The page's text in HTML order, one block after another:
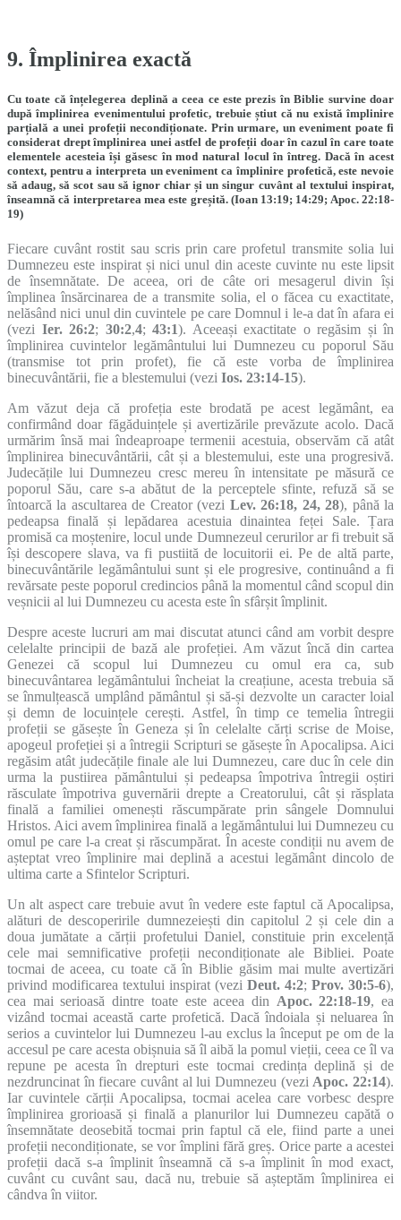
9. Împlinirea exactă
Cu toate că înțelegerea deplină a ceea ce este prezis în Biblie survine doar
după împlinirea evenimentului profetic, trebuie știut cănu există împlinire
parțială a unei profeții necondiționate. Prin urmare, un eveniment poate fi
considerat drept împlinirea unei astfel de profeții doar în cazul în care toate
elementele acesteia își găsesc în mod natural locul în întreg. Dacă în acest
context, pentru a interpreta un eveniment ca împlinire profetică, este nevoie
să adaug, să scot sau să ignor chiar și un singur cuvânt al textului inspirat,
înseamnă că interpretarea mea este greșită. (Ioan 13:19; 14:29; Apoc. 22:18-
19)
Fiecare cuvânt rostit sau scris prin care profetul transmite solia lui
Dumnezeu este inspirat și nici unul din aceste cuvinte nu este lipsit
de însemnătate. De aceea, ori de câte ori mesagerul divin își
împlinea însărcinarea de a transmite solia, el o făcea cu exactitate,
nelăsând nici unul din cuvintele pe care Domnul i le-a dat în afara ei
(vezi Ier. 26:2; 30:2,4; 43:1). Aceeași exactitate o regăsim și în
împlinirea cuvintelor legământului lui Dumnezeu cu poporul Său
(transmise tot prin profet), fie că este vorba de împlinirea
binecuvântării, fie a blestemului (vezi Ios. 23:14-15).
Am văzut deja că profeția este brodată pe acest legământ, ea
confirmând doar făgăduințele și avertizările prevăzute acolo. Dacă
urmărim însă mai îndeaproape termenii acestuia, observăm că atât
împlinirea binecuvântării, cât și a blestemului, este una progresivă.
Judecățile lui Dumnezeu cresc mereu în intensitate pe măsură ce
poporul Său, care s-a abătut de la perceptele sfinte, refuză să se
întoarcă la ascultarea de Creator (vezi Lev. 26:18, 24, 28), până la
pedeapsa finală și lepădarea acestuia dinaintea feței Sale. Țara
promisă ca moștenire, locul unde Dumnezeul cerurilor ar fi trebuit să
își descopere slava, va fi pustiită de locuitorii ei. Pe de altă parte,
binecuvântările legământului sunt și ele progresive, continuând a fi
revărsate peste poporul credincios până la momentul când scopul din
veșnicii al lui Dumnezeu cu acesta este în sfârșit împlinit.
Despre aceste lucruri am mai discutat atunci când am vorbit despre
celelalte principii de bază ale profeției. Am văzut încă din cartea
Genezei că scopul lui Dumnezeu cu omul era ca, sub
binecuvântarea legământului încheiat la creațiune, acesta trebuia să
se înmulțească umplând pământul și să-și dezvolte un caracter loial
și demn de locuințele cerești. Astfel, în timp ce temelia întregii
profeții se găsește în Geneza și în celelalte cărți scrise de Moise,
apogeul profeției și a întregii Scripturi se găsește în Apocalipsa. Aici
regăsim atât judecățile finale ale lui Dumnezeu, care duc în cele din
urma la pustiirea pământului și pedeapsa împotriva întregii oștiri
răsculate împotriva guvernării drepte a Creatorului, cât și răsplata
finală a familiei omenești răscumpărate prin sângele Domnului
Hristos. Aici avem împlinirea finală a legământului lui Dumnezeu cu
omul pe care l-a creat și răscumpărat. În aceste condiții nu avem de
așteptat vreo împlinire mai deplină a acestui legământ dincolo de
ultima carte a Sfintelor Scripturi.
Un alt aspect care trebuie avut în vedere este faptul că Apocalipsa,
alături de descoperirile dumnezeiești din capitolul 2 și cele din a
doua jumătate a cărții profetului Daniel, constituie prin excelență
cele mai semnificative profeții necondiționate ale Bibliei. Poate
tocmai de aceea, cu toate că în Biblie găsim mai multe avertizări
privind modificarea textului inspirat (vezi Deut. 4:2; Prov. 30:5-6),
cea mai serioasă dintre toate este aceea din Apoc. 22:18-19, ea
vizând tocmai această carte profetică. Dacă îndoiala și neluarea în
serios a cuvintelor lui Dumnezeu l-au exclus la început pe om de la
accesul pe care acesta obișnuia să îl aibă la pomul vieții, ceea ce îl va
repune pe acesta în drepturi este tocmai credința deplină și de
nezdruncinat în fiecare cuvânt al lui Dumnezeu (vezi Apoc. 22:14).
Iar cuvintele cărții Apocalipsa, tocmai acelea care vorbesc despre
împlinirea grorioasă și finală a planurilor lui Dumnezeu capătă o
însemnătate deosebită tocmai prin faptul că ele, fiind parte a unei
profeții necondiționate, se vor împlini fără greș. Orice parte a acestei
profeții dacă s-a împlinit înseamnă că s-a împlinit în mod exact,
cuvânt cu cuvânt sau, dacă nu, trebuie să așteptăm împlinirea ei
cândva în viitor.